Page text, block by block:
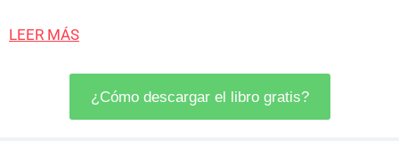
LEER MÁS
¿Cómo descargar el libro gratis?